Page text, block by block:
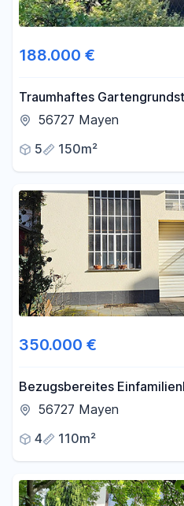
188.000 €
Traumhaftes
Einfamilienhaus zum
56727 Mayen
5
150m²
350.000 €
Bezugsbereites
Zentrum von Mayen –
56727 Mayen
4
110m²